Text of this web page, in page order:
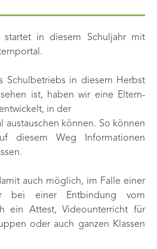
startet in diesem Schuljahr mit
Schulbetriebs in diesem Herbst
ist, haben wir eine Eltern-
in der
austauschen können. So können
diesem Weg Informationen
auch möglich, im Falle einer
bei einer Entbindung vom
ein Attest, Videounterricht für
oder auch ganzen Klassen